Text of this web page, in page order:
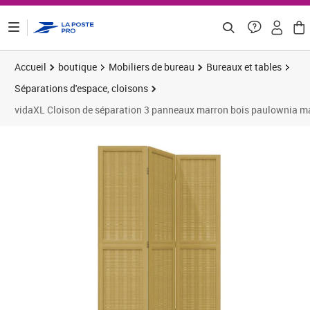
Accueil boutique Mobiliers de bureau
Bureaux et tables
Séparations d'espace, cloisons
vidaXL Cloison de séparation 3 panneaux marron bois paulownia